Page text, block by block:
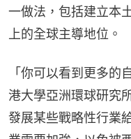
一做法，包括建立本
上的全球主導地位。
「你可以看到更多的
港大學亞洲環球研究
發展某些戰略性行業